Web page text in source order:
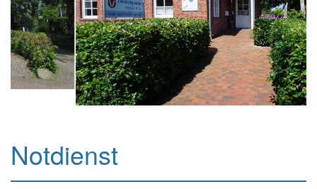
Großtierpraxis
Kontakt & Anfahrt
Notdienst